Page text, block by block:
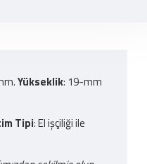
Yükseklik: 19-mm
Tipi: El işçiliği ile